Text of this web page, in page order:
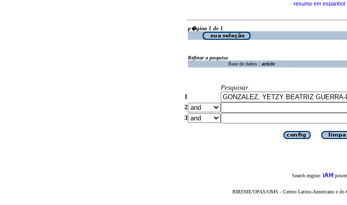
· resumo em espanhol
p�gina 1 de 1
Refinar a pesquisa
Base de dados : article
Pesquisar
1
2
3
Search engine: iAH
BIREME/OPAS/OMS - Centro Latino-Americano e